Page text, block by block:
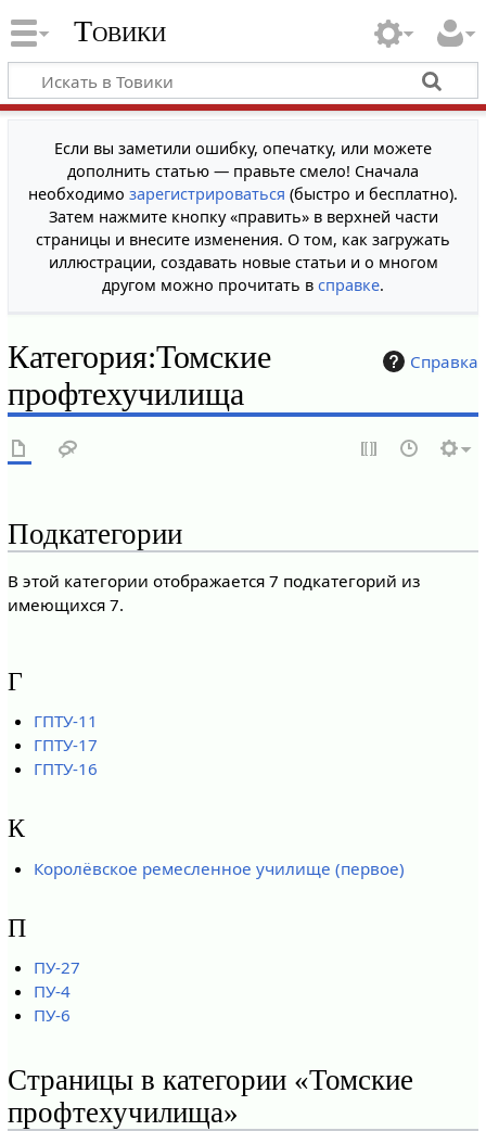
Товики
Если вы заметили ошибку, опечатку, или можете
дополнить статью — правьте смело! Сначала
необходимо зарегистрироваться (быстро и бесплатно).
Затем нажмите кнопку «править» в верхней части
страницы и внесите изменения. О том, как загружать
иллюстрации, создавать новые статьи и о многом
другом можно прочитать в справке.
Справка
Категория:Томские
профтехучилища
Подкатегории
В этой категории отображается 7 подкатегорий из
имеющихся 7.
Г
ГПТУ-11
ГПТУ-17
ГПТУ-16
К
Королёвское ремесленное училище (первое)
П
ПУ-27
ПУ-4
ПУ-6
Страницы в категории «Томские
профтехучилища»